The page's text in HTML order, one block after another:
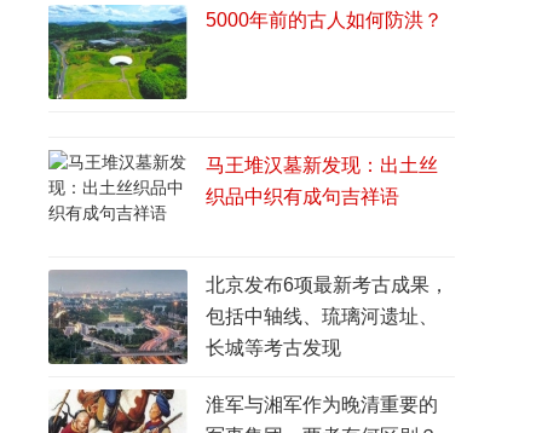
5000年前的古人如何防洪？
马王堆汉墓新发现：出土丝
织品中织有成句吉祥语
北京发布6项最新考古成果，
包括中轴线、琉璃河遗址、
长城等考古发现
淮军与湘军作为晚清重要的